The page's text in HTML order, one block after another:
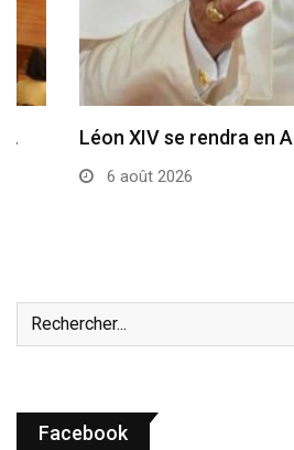
Léon XIV se rendra en
6 août 2026
Facebook